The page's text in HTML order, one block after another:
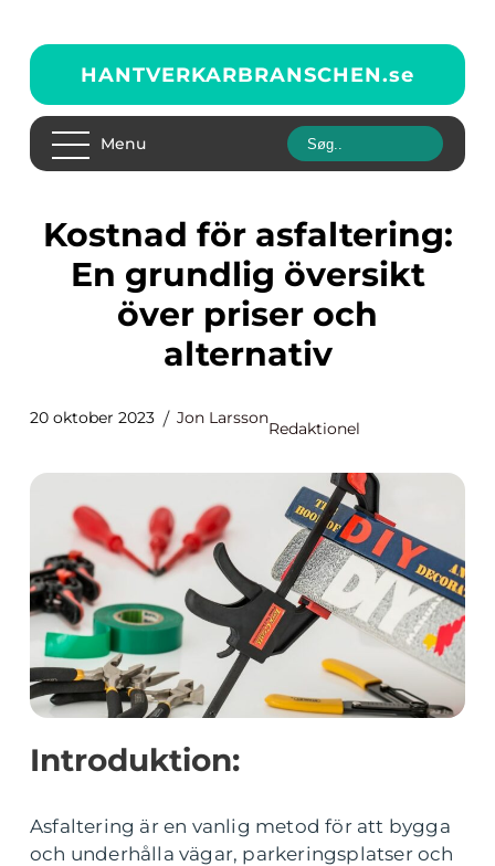
HANTVERKARBRANSCHEN.se
Menu
Kostnad för asfaltering:
En grundlig översikt
över priser och
alternativ
20 oktober 2023 Jon Larsson
Redaktionel
Introduktion:
Asfaltering är en vanlig metod för att bygga
och underhålla vägar, parkeringsplatser och